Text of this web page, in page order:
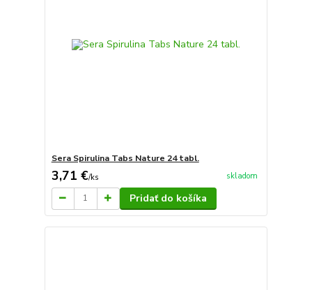
Sera Spirulina Tabs Nature 24 tabl.
3,71 €/ks skladom
Pridať do košíka